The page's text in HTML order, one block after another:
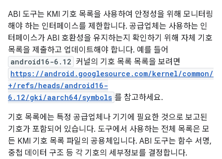
ABI 도구는 KMI 기호 목록을 사용하여 안정성을 위해 모니터링
해야 하는 인터페이스를 제한합니다. 공급업체는 사용하는 인
터페이스가 ABI 호환성을 유지하는지 확인하기 위해 자체 기호
목록을 제출하고 업데이트해야 합니다. 예를 들어
android16-6.12 커널의 기호 목록 목록을 보려면
https://android.googlesource.com/kernel/common/
+/refs/heads/android16-
6.12/gki/aarch64/symbols 를 참고하세요.
기호 목록에는 특정 공급업체나 기기에 필요한 것으로 보고된
기호가 포함되어 있습니다. 도구에서 사용하는 전체 목록은 모
든 KMI 기호 목록 파일의 공용체입니다. ABI 도구는 함수 서명,
중첩 데이터 구조 등 각 기호의 세부정보를 결정합니다.